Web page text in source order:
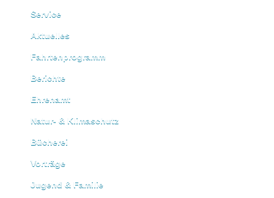
Service
Aktuelles
Fahrtenprogramm
Berichte
Ehrenamt
Natur- & Klimaschutz
Bücherei
Vorträge
Jugend & Familie